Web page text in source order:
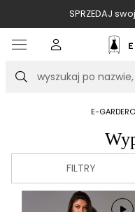
SPRZEDAJ
Szukaj
E-
FILTRY